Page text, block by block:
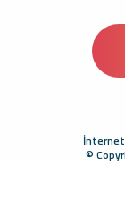
İnternet
©